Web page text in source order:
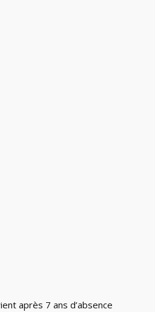
après 7 ans d’absence